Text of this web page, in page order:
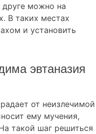
можно на
В таких местах
и установить
эвтаназия
от неизлечимой
ему мучения,
такой шаг решиться